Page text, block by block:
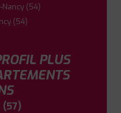
(54)
(54)
PLUS
(57)